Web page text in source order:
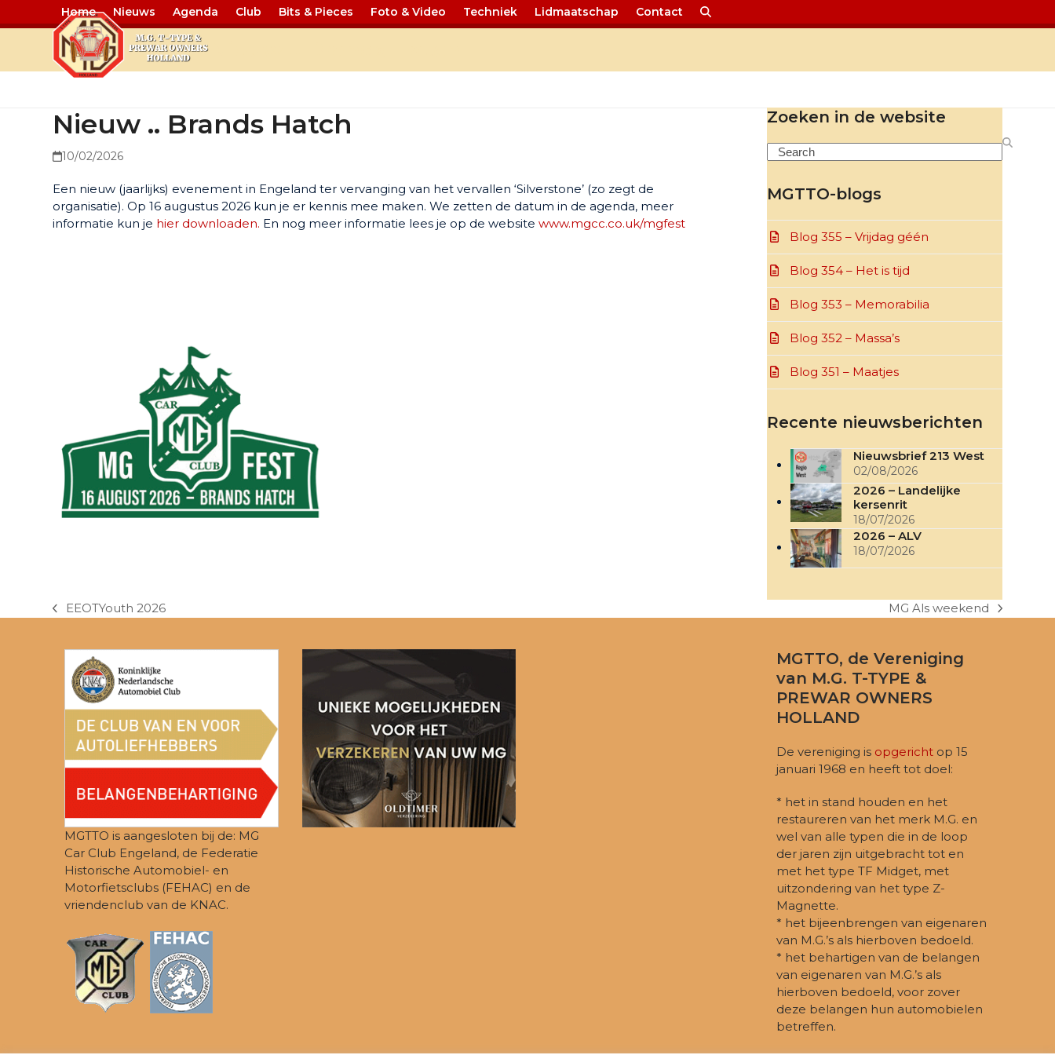
Home Nieuws Agenda Club Bits & Pieces Foto & Video Techniek Lidmaatschap Contact
Nieuw .. Brands Hatch
10/02/2026
Een nieuw (jaarlijks) evenement in Engeland ter vervanging van het vervallen ‘Silverstone’ (zo zegt de
organisatie). Op 16 augustus 2026 kun je er kennis mee maken. We zetten de datum in de agenda, meer
informatie kun je hier downloaden. En nog meer informatie lees je op de websitewww.mgcc.co.uk/mgfest
Zoeken in de website
Search
MGTTO-blogs
Blog 355 – Vrijdag géén
Blog 354 – Het is tijd
Blog 353 – Memorabilia
Blog 352 – Massa’s
Blog 351 – Maatjes
Recente nieuwsberichten
Nieuwsbrief 213 West
02/08/2026
2026 – Landelijke
kersenrit
18/07/2026
2026 – ALV
18/07/2026
previous
EEOTYouth 2026
next
MG Als weekend
MGTTO is aangesloten bij de: MG
Car Club Engeland, de Federatie
Historische Automobiel- en
Motorfietsclubs (FEHAC) en de
vriendenclub van de KNAC.
MGTTO, de Vereniging
van M.G. T-TYPE &
PREWAR OWNERS
HOLLAND
De vereniging is opgericht op 15
januari 1968 en heeft tot doel:
* het in stand houden en het
restaureren van het merk M.G. en
wel van alle typen die in de loop
der jaren zijn uitgebracht tot en
met het type TF Midget, met
uitzondering van het type Z-
Magnette.
* het bijeenbrengen van eigenaren
van M.G.’s als hierboven bedoeld.
* het behartigen van de belangen
van eigenaren van M.G.’s als
hierboven bedoeld, voor zover
deze belangen hun automobielen
betreffen.